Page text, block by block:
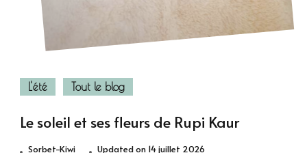
L'été Tout le blog
Le soleil et ses fleurs de Rupi Kaur
Sorbet-Kiwi Updated on 14 juillet 2026